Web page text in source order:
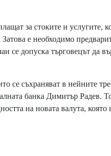
за стоките и услугите,
е необходимо
се допуска търговецът да
се съхраняват в нейните
банка Димитър Радев.
на новата валута, която